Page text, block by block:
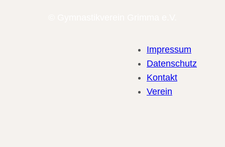
Impressum
Datenschutz
Kontakt
Verein